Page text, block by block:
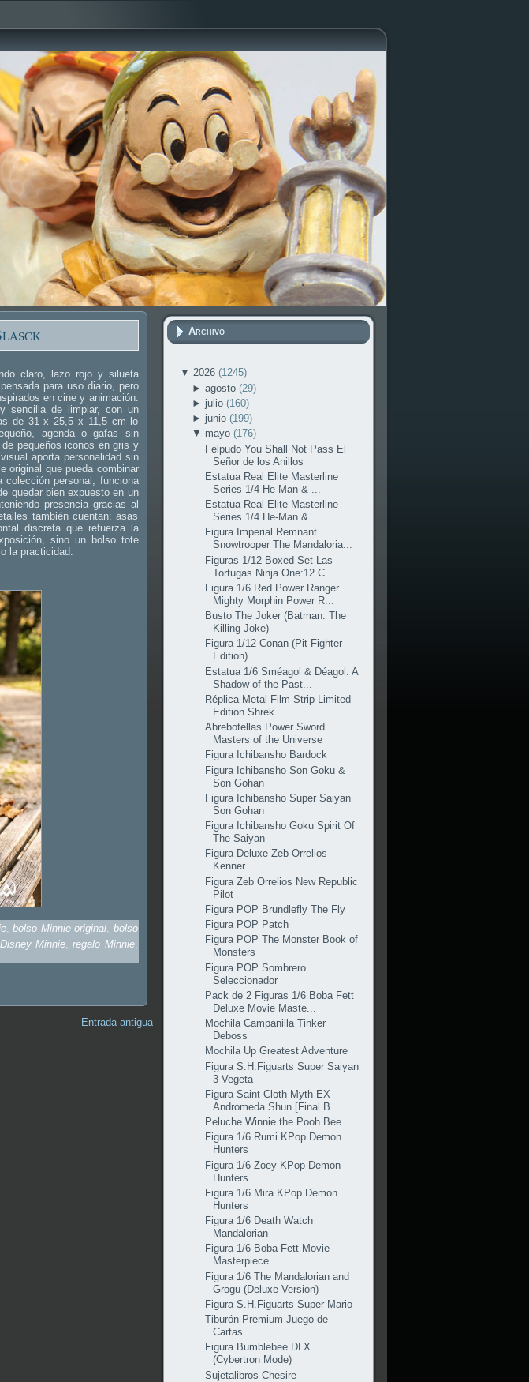
claro, lazo rojo y silueta
para uso diario, pero
en cine y animación.
sencilla de limpiar, con un
de 31 x 25,5 x 11,5 cm lo
agenda o gafas sin
pequeños iconos en gris y
aporta personalidad sin
original que pueda combinar
colección personal, funciona
quedar bien expuesto en un
presencia gracias al
también cuentan: asas
discreta que refuerza la
sino un bolso tote
la practicidad.
, bolso Minnie original, bolso
Minnie,regalo Minnie,
Entrada antigua
Archivo
▼ 2026 (1245)
►agosto(29)
► julio(160)
► junio(199)
▼ mayo(176)
Felpudo You Shall Not Pass El
Señor de los Anillos
Estatua Real Elite Masterline
Series 1/4 He-Man & ...
Estatua Real Elite Masterline
Series 1/4 He-Man & ...
Figura Imperial Remnant
Snowtrooper The Mandaloria...
Figuras 1/12 Boxed Set Las
Tortugas Ninja One:12 C...
Figura 1/6 Red Power Ranger
Mighty Morphin Power R...
Busto The Joker (Batman: The
Killing Joke)
Figura 1/12 Conan (Pit Fighter
Edition)
Estatua 1/6 Sméagol & Déagol: A
Shadow of the Past...
Réplica Metal Film Strip Limited
Edition Shrek
Abrebotellas Power Sword
Masters of the Universe
Figura Ichibansho Bardock
Figura Ichibansho Son Goku &
Son Gohan
Figura Ichibansho Super Saiyan
Son Gohan
Figura Ichibansho Goku Spirit Of
The Saiyan
Figura Deluxe Zeb Orrelios
Kenner
Figura Zeb Orrelios New Republic
Pilot
Figura POP Brundlefly The Fly
Figura POP Patch
Figura POP The Monster Book of
Monsters
Figura POP Sombrero
Seleccionador
Pack de 2 Figuras 1/6 Boba Fett
Deluxe Movie Maste...
Mochila Campanilla Tinker
Deboss
Mochila Up Greatest Adventure
Figura S.H.Figuarts Super Saiyan
3 Vegeta
Figura Saint Cloth Myth EX
Andromeda Shun [Final B...
Peluche Winnie the Pooh Bee
Figura 1/6 Rumi KPop Demon
Hunters
Figura 1/6 Zoey KPop Demon
Hunters
Figura 1/6 Mira KPop Demon
Hunters
Figura 1/6 Death Watch
Mandalorian
Figura 1/6 Boba Fett Movie
Masterpiece
Figura 1/6 The Mandalorian and
Grogu (Deluxe Version)
Figura S.H.Figuarts Super Mario
Tiburón Premium Juego de
Cartas
Figura Bumblebee DLX
(Cybertron Mode)
Sujetalibros Chesire